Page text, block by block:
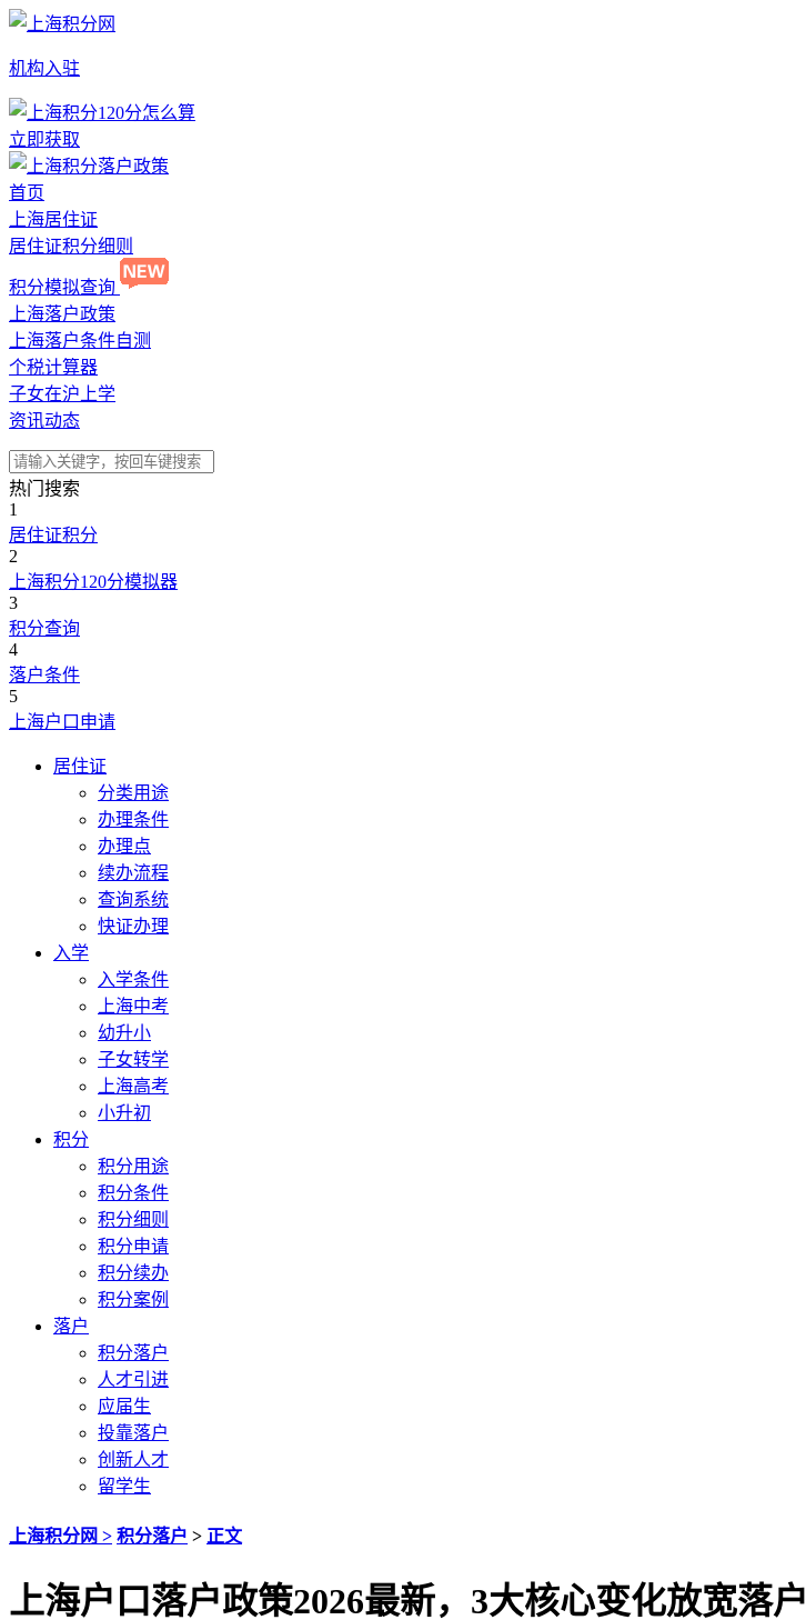
机构入驻
立即获取
首页
上海居住证
居住证积分细则
积分模拟查询
上海落户政策
上海落户条件自测
个税计算器
子女在沪上学
资讯动态
热门搜索
1
居住证积分
2
上海积分120分模拟器
3
积分查询
4
落户条件
5
上海户口申请
居住证
分类用途
办理条件
办理点
续办流程
查询系统
快证办理
入学
入学条件
上海中考
幼升小
子女转学
上海高考
小升初
积分
积分用途
积分条件
积分细则
积分申请
积分续办
积分案例
落户
积分落户
人才引进
应届生
投靠落户
创新人才
留学生
上海积分网 > 积分落户 > 正文
上海户口落户政策2026最新，3大核心变化放宽落户